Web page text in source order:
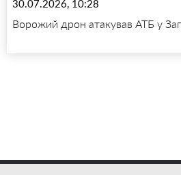
30.07.2026, 10:28
Ворожий дрон атакував АТБ у